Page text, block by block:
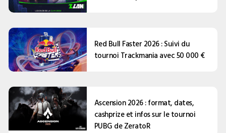
Red Bull Faster 2026 : Suivi du
tournoi Trackmania avec 50 000 €
Ascension 2026 : format, dates,
cashprize et infos sur le tournoi
PUBG de ZeratoR